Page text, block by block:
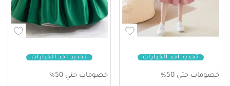
تحديد أحد الخيارات
خصومات حتي 50%
تحديد أحد الخيارات
خصومات حتي 50%